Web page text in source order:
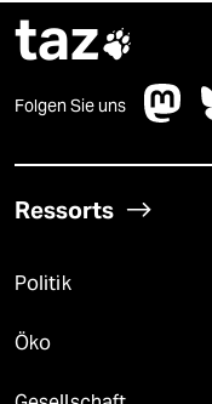
taz
Folgen Sie uns
Ressorts
Politik
Öko